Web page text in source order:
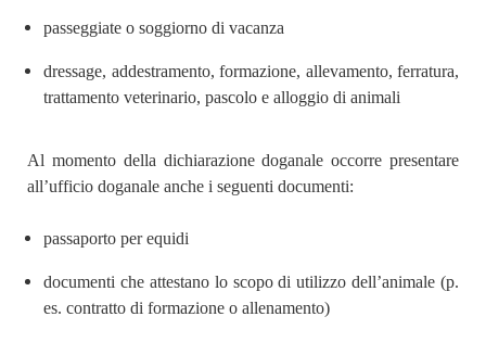
passeggiate o soggiorno di vacanza
dressage, addestramento, formazione, allevamento, ferratura,
trattamento veterinario, pascolo e alloggio di animali
Al momento della dichiarazione doganale occorre presentare
all’ufficio doganale anche i seguenti documenti:
passaporto per equidi
documenti che attestano lo scopo di utilizzo dell’animale (p.
es. contratto di formazione o allenamento)